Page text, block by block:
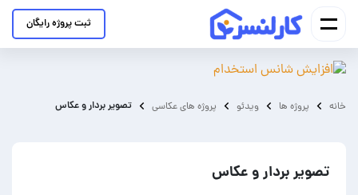
ثبت پروژه رایگان
خانه پروژه ها ویدئو پروژه های عکاسی تصویر بردار و عکاس
تصویر بردار و عکاس